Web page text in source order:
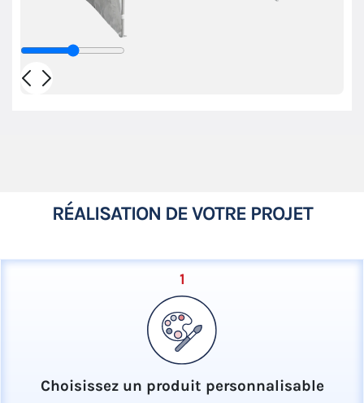
RÉALISATION DE VOTRE PROJET
1
Choisissez un produit personnalisable